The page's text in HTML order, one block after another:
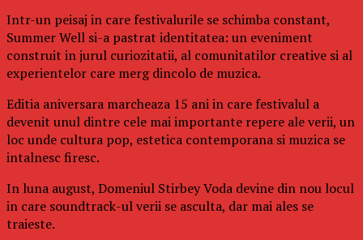
Intr-un peisaj in care festivalurile se schimba constant,
Summer Well si-a pastrat identitatea: un eveniment
construit in jurul curiozitatii, al comunitatilor creative si al
experientelor care merg dincolo de muzica.
Editia aniversara marcheaza 15 ani in care festivalul a
devenit unul dintre cele mai importante repere ale verii, un
loc unde cultura pop, estetica contemporana si muzica se
intalnesc firesc.
In luna august, Domeniul Stirbey Voda devine din nou locul
in care soundtrack-ul verii se asculta, dar mai ales se
traieste.